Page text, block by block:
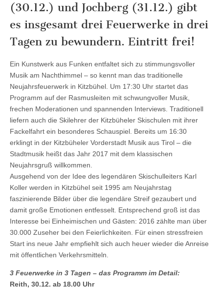
(30.12.) und Jochberg (31.12.) gibt
es insgesamt drei Feuerwerke in drei
Tagen zu bewundern. Eintritt frei!
Ein Kunstwerk aus Funken entfaltet sich zu stimmungsvoller
Musik am Nachthimmel – so kennt man das traditionelle
Neujahrsfeuerwerk in Kitzbühel. Um 17:30 Uhr startet das
Programm auf der Rasmusleiten mit schwungvoller Musik,
frechen Moderationen und spannenden Interviews. Traditionell
liefern auch die Skilehrer der Kitzbüheler Skischulen mit ihrer
Fackelfahrt ein besonderes Schauspiel. Bereits um 16:30
erklingt in der Kitzbüheler Vorderstadt Musik aus Tirol – die
Stadtmusik heißt das Jahr 2017 mit dem klassischen
Neujahrsgruß willkommen.
Ausgehend von der Idee des legendären Skischulleiters Karl
Koller werden in Kitzbühel seit 1995 am Neujahrstag
faszinierende Bilder über die legendäre Streif gezaubert und
damit große Emotionen entfesselt. Entsprechend groß ist das
Interesse bei Einheimischen und Gästen: 2016 zählte man über
30.000 Zuseher bei den Feierlichkeiten. Für einen stressfreien
Start ins neue Jahr empfiehlt sich auch heuer wieder die Anreise
mit öffentlichen Verkehrsmitteln.
3 Feuerwerke in 3 Tagen – das Programm im Detail:
Reith, 30.12. ab 18.00 Uhr